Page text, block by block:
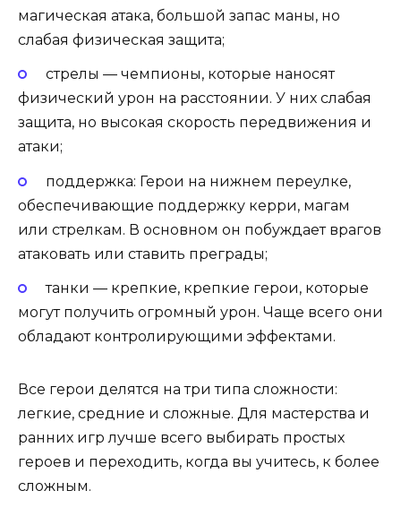
магическая атака, большой запас маны, но
слабая физическая защита;
стрелы — чемпионы, которые наносят
физический урон на расстоянии. У них слабая
защита, но высокая скорость передвижения и
атаки;
поддержка: Герои на нижнем переулке,
обеспечивающие поддержку керри, магам
или стрелкам. В основном он побуждает врагов
атаковать или ставить преграды;
танки — крепкие, крепкие герои, которые
могут получить огромный урон. Чаще всего они
обладают контролирующими эффектами.
Все герои делятся на три типа сложности:
легкие, средние и сложные. Для мастерства и
ранних игр лучше всего выбирать простых
героев и переходить, когда вы учитесь, к более
сложным.